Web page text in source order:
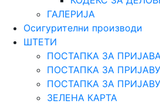
ГАЛЕРИЈА
Осигурителни производи
ШТЕТИ
ПОСТАПКА ЗА
ПОСТАПКА ЗА
ПОСТАПКА ЗА
ЗЕЛЕНА КАРТА